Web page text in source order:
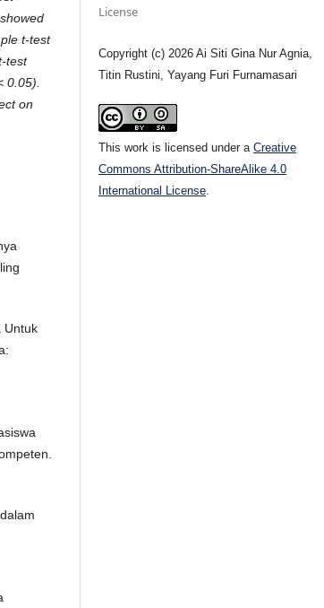
t-test
test
0.05).
on
Untuk
License
Copyright (c) 2026 Ai Siti Gina Nur Agnia,
Titin Rustini, Yayang Furi Furnamasari
This work is licensed under aCreative
Commons Attribution-ShareAlike 4.0
International License